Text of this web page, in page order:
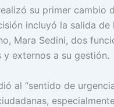
su primer cambio
incluyó la salida
Mara Sedini, dos
externos a su gestión.
al “sentido de